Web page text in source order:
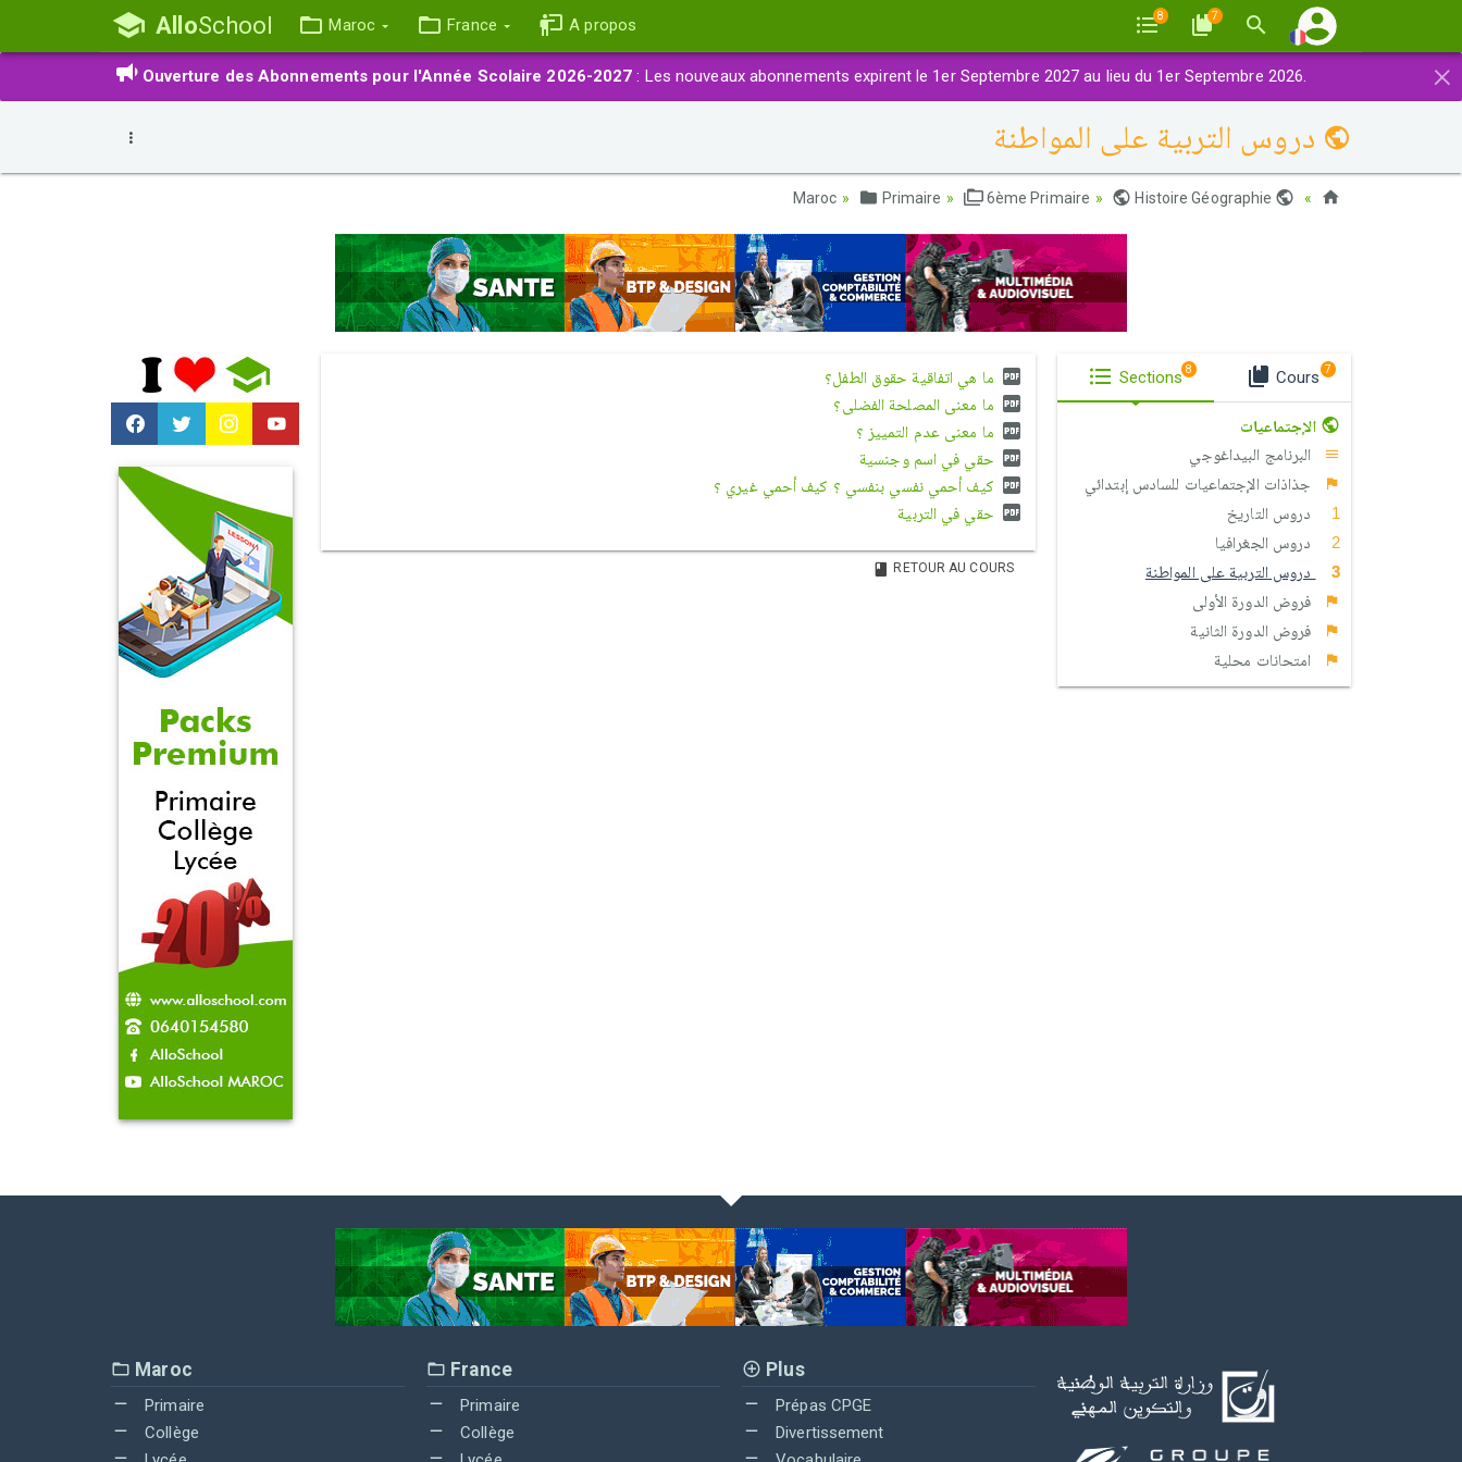
AlloSchool Maroc France A propos 8 7
×
Ouverture des Abonnements pour l'Année Scolaire 2026-2027 : Les nouveaux abonnements expirent le 1er Septembre 2027 au lieu du 1er Septembre 2026.
دروس التربیة على المواطنة
Primaire 6ème Primaire Histoire Géographie
ما ھي اتفاقیة حقوق الطفل؟
ما معنى المصلحة الفضلى؟
ما معنى عدم التمییز ؟
حقي في اسم وجنسیة
كیف أحمي نفسي بنفسي ؟ كیف أحمي غیري ؟
حقي في التربیة
RETOUR AU COURS
Sections 8 Cours 7
الإجتماعيات
البرنامج البيداغوجي
جذاذات الإجتماعيات للسادس إبتدائي
دروس التاريخ
دروس الجغرافيا
دروس التربیة على المواطنة
فروض الدورة الأولى
فروض الدورة الثانية
امتحانات محلية
Maroc
Primaire
Collège
France
Primaire
Collège
Plus
Prépas CPGE
Divertissement